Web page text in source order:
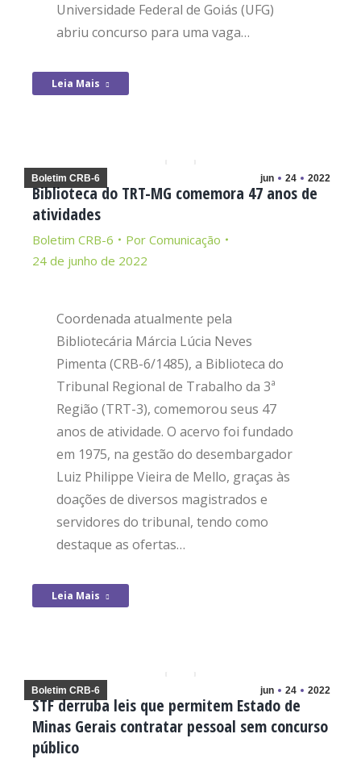
Universidade Federal de Goiás (UFG)
abriu concurso para uma vaga…
Leia Mais
jun 24 2022
Boletim CRB-6
Biblioteca do TRT-MG comemora 47 anos de
atividades
Boletim CRB-6 Por Comunicação
24 de junho de 2022
Coordenada atualmente pela
Bibliotecária Márcia Lúcia Neves
Pimenta (CRB-6/1485), a Biblioteca do
Tribunal Regional de Trabalho da 3ª
Região (TRT-3), comemorou seus 47
anos de atividade. O acervo foi fundado
em 1975, na gestão do desembargador
Luiz Philippe Vieira de Mello, graças às
doações de diversos magistrados e
servidores do tribunal, tendo como
destaque as ofertas…
Leia Mais
jun 24 2022
Boletim CRB-6
STF derruba leis que permitem Estado de
Minas Gerais contratar pessoal sem concurso
público